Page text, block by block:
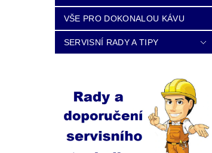
VŠE PRO DOKONALOU KÁVU
SERVISNÍ RADY A TIPY